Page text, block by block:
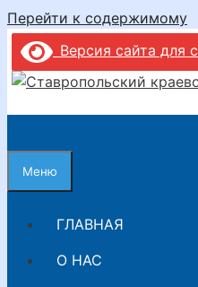
Перейти к содержимому
Версия сайта для
Меню
ГЛАВНАЯ
О НАС